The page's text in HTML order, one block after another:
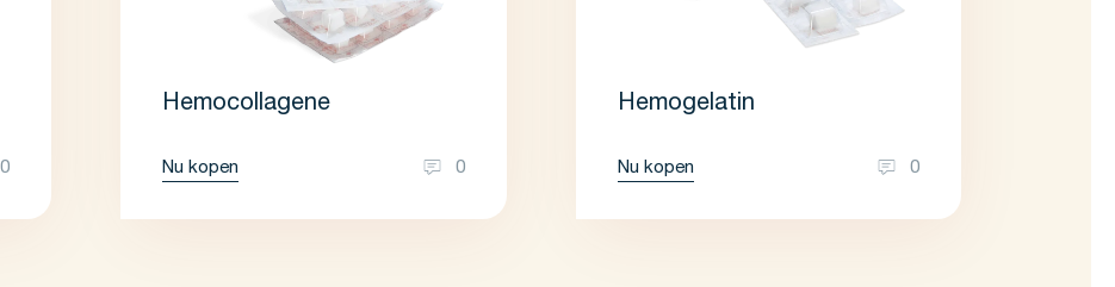
0
Hemocollagene
0
Nu kopen
Hemogelatin
0
Nu kopen